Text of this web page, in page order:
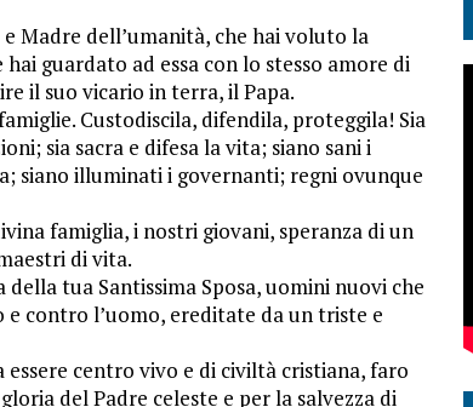
e Madre dell’umanità, che hai voluto la
guardato ad essa con lo stesso amore di
il suo vicario in terra, il Papa.
Custodiscila, difendila, proteggila! Sia
sia sacra e difesa la vita; siano sani i
siano illuminati i governanti; regni ovunque
famiglia, i nostri giovani, speranza di un
di vita.
tua Santissima Sposa, uomini nuovi che
contro l’uomo, ereditate da un triste e
centro vivo e di civiltà cristiana, faro
del Padre celeste e per la salvezza di